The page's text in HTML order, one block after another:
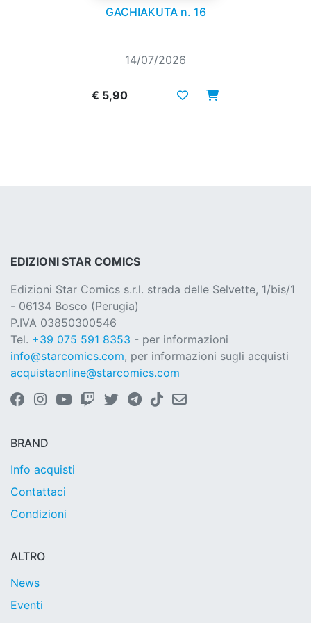
GACHIAKUTA n. 16
14/07/2026
€ 5,90
EDIZIONI STAR COMICS
Edizioni Star Comics s.r.l. strada delle Selvette, 1/bis/1
- 06134 Bosco (Perugia)
P.IVA 03850300546
Tel. +39 075 591 8353 - per informazioni
info@starcomics.com, per informazioni sugli acquisti
acquistaonline@starcomics.com
BRAND
Info acquisti
Contattaci
Condizioni
ALTRO
News
Eventi